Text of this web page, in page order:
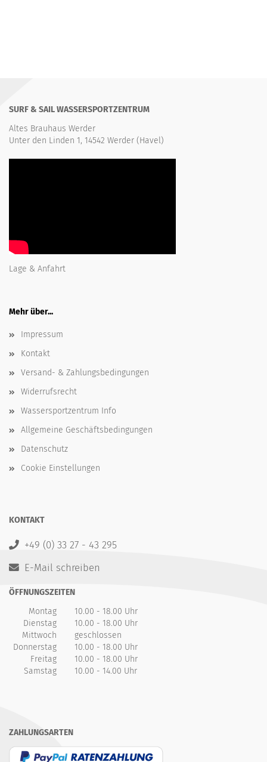
SURF & SAIL WASSERSPORTZENTRUM
Altes Brauhaus Werder
Unter den Linden 1, 14542 Werder (Havel)
Lage & Anfahrt
Mehr über...
Impressum
Kontakt
Versand- & Zahlungsbedingungen
Widerrufsrecht
Wassersportzentrum Info
Allgemeine Geschäftsbedingungen
Datenschutz
Cookie Einstellungen
KONTAKT
+49 (0) 33 27 - 43 295
E-Mail schreiben
ÖFFNUNGSZEITEN
Montag
10.00 - 18.00 Uhr
Dienstag
10.00 - 18.00 Uhr
Mittwoch
geschlossen
Donnerstag
10.00 - 18.00 Uhr
Freitag
10.00 - 18.00 Uhr
Samstag
10.00 - 14.00 Uhr
ZAHLUNGSARTEN